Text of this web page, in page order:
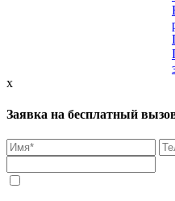
x
Заявка на бесплатный